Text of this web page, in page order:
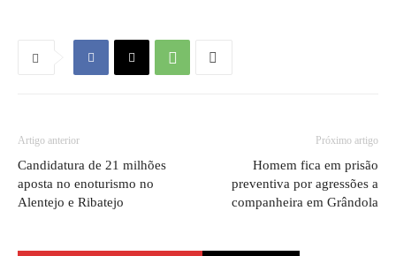
Artigo anterior
Candidatura de 21 milhões
aposta no enoturismo no
Alentejo e Ribatejo
Próximo artigo
Homem fica em prisão
preventiva por agressões a
companheira em Grândola